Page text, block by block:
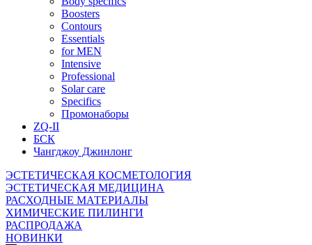
Boosters
Contours
Essentials
for MEN
Intensive
Professional
Solar care
Specifics
Промонаборы
ZQ-II
БСК
Чангджоу Джинлонг
ЭСТЕТИЧЕСКАЯ КОСМЕТОЛОГИЯ
ЭСТЕТИЧЕСКАЯ МЕДИЦИНА
РАСХОДНЫЕ МАТЕРИАЛЫ
ХИМИЧЕСКИЕ ПИЛИНГИ
РАСПРОДАЖА
НОВИНКИ